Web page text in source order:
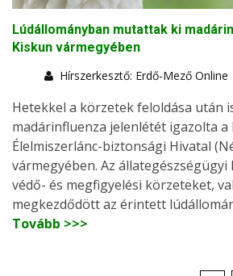
Lúdállományban mutattak ki
Kiskun vármegyében
Hírszerkesztő: Erdő-Mező Online
Hetekkel a körzetek feloldása után
madárinfluenza jelenlétét igazolta a
Élelmiszerlánc-biztonsági Hivatal
vármegyében. Az
védő- és megfigyelési körzeteket,
megkezdődött az érintett
Tovább >>>